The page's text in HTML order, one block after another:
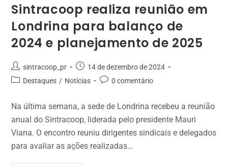
Sintracoop realiza reunião em
Londrina para balanço de
2024 e planejamento de 2025
sintracoop_pr
14 de dezembro de 2024
Destaques / Notícias 0 comentário
Na última semana, a sede de Londrina recebeu a reunião
anual do Sintracoop, liderada pelo presidente Mauri
Viana. O encontro reuniu dirigentes sindicais e delegados
para avaliar as ações realizadas…